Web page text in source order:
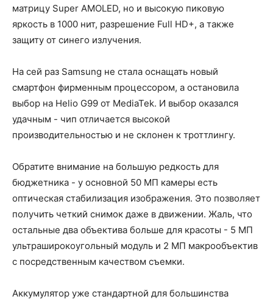
матрицу Super AMOLED, но и высокую пиковую
яркость в 1000 нит, разрешение Full HD+, а также
защиту от синего излучения.
На сей раз Samsung не стала оснащать новый
смартфон фирменным процессором, а остановила
выбор на Helio G99 от MediaTek. И выбор оказался
удачным - чип отличается высокой
производительностью и не склонен к троттлингу.
Обратите внимание на большую редкость для
бюджетника - у основной 50 МП камеры есть
оптическая стабилизация изображения. Это позволяет
получить четкий снимок даже в движении. Жаль, что
остальные два объектива больше для красоты - 5 МП
ультраширокоугольный модуль и 2 МП макрообъектив
с посредственным качеством съемки.
Аккумулятор уже стандартной для большинства